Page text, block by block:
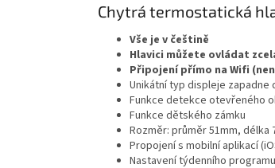
Chytrá termostatická
Vše je v češtině
Hlavici můžete ovládat
Připojení přímo na Wifi
Unikátní typ displeje zapadne
Funkce detekce otevřeného
Funkce dětského zámku
Rozměr: průměr 51mm, délka
Propojení s mobilní aplikací
Nastavení týdenního